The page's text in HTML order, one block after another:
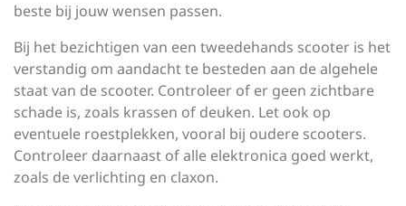
beste bij jouw wensen passen.
Bij het bezichtigen van een tweedehands scooter is het
verstandig om aandacht te besteden aan de algehele
staat van de scooter. Controleer of er geen zichtbare
schade is, zoals krassen of deuken. Let ook op
eventuele roestplekken, vooral bij oudere scooters.
Controleer daarnaast of alle elektronica goed werkt,
zoals de verlichting en claxon.